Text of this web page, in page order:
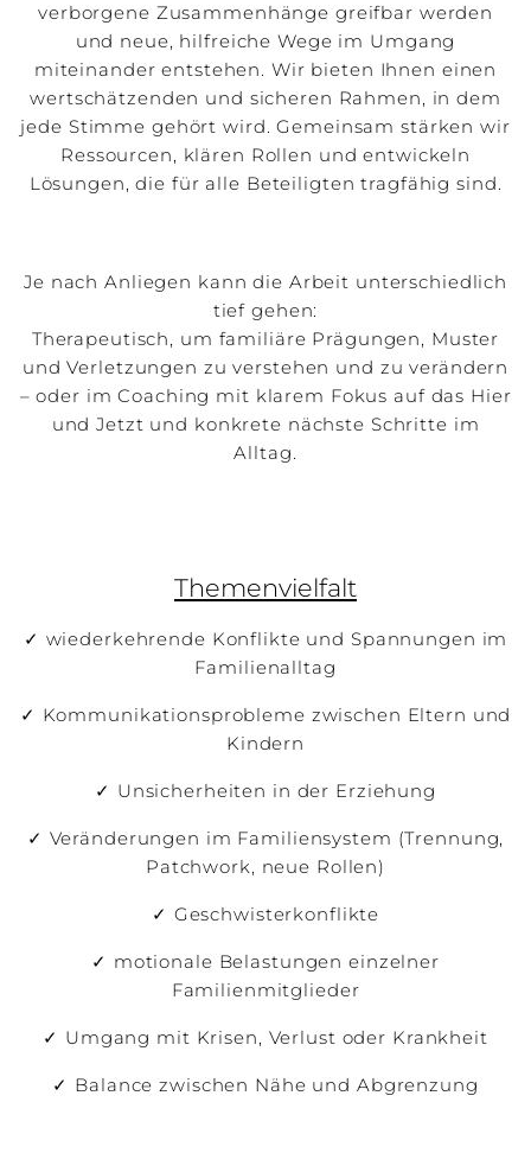
verborgene Zusammenhänge greifbar werden
und neue, hilfreiche Wege im Umgang
miteinander entstehen. Wir bieten Ihnen einen
wertschätzenden und sicheren Rahmen, in dem
jede Stimme gehört wird. Gemeinsam stärken wir
Ressourcen, klären Rollen und entwickeln
Lösungen, die für alle Beteiligten tragfähig sind.
Je nach Anliegen kann die Arbeit unterschiedlich
tief gehen:
Therapeutisch, um familiäre Prägungen, Muster
und Verletzungen zu verstehen und zu verändern
– oder im Coaching mit klarem Fokus auf das Hier
und Jetzt und konkrete nächste Schritte im
Alltag.
Themenvielfalt
✓ wiederkehrende Konflikte und Spannungen im
Familienalltag
✓ Kommunikationsprobleme zwischen Eltern und
Kindern
✓ Unsicherheiten in der Erziehung
✓ Veränderungen im Familiensystem (Trennung,
Patchwork, neue Rollen)
✓ Geschwisterkonflikte
✓ motionale Belastungen einzelner
Familienmitglieder
✓ Umgang mit Krisen, Verlust oder Krankheit
✓ Balance zwischen Nähe und Abgrenzung